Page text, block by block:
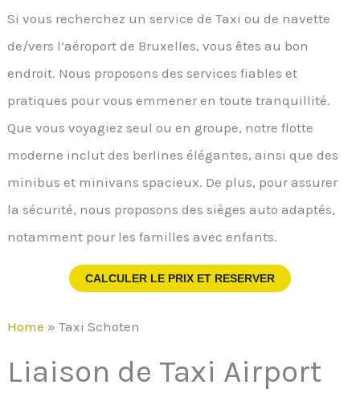
Si vous recherchez un service de Taxi ou de navette
de/vers l’aéroport de Bruxelles, vous êtes au bon
endroit. Nous proposons des services fiables et
pratiques pour vous emmener en toute tranquillité.
Que vous voyagiez seul ou en groupe, notre flotte
moderne inclut des berlines élégantes, ainsi que des
minibus et minivans spacieux. De plus, pour assurer
la sécurité, nous proposons des sièges auto adaptés,
notamment pour les familles avec enfants.
CALCULER LE PRIX ET RESERVER
Home »Taxi Schoten
Liaison de Taxi Airport